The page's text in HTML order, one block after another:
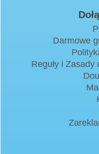
Darmowe
Reguły i